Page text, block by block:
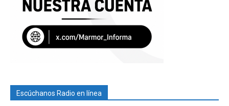
Escúchanos Radio en línea